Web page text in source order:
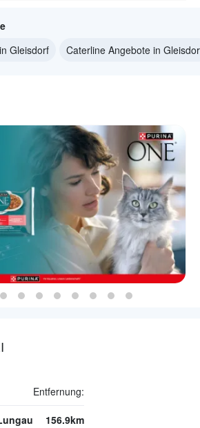
Gleisdorf
Caterline Angebote in
Entfernung:
156.9km